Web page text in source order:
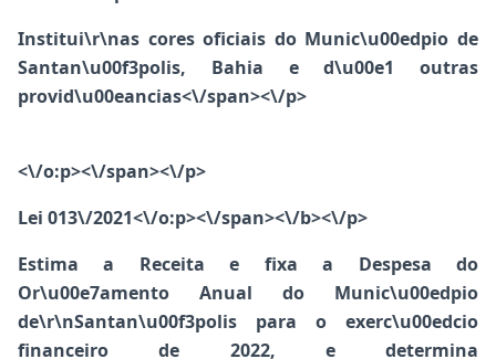
Institui\r\nas cores oficiais do Munic\u00edpio de
Santan\u00f3polis, Bahia e d\u00e1 outras
provid\u00eancias<\/span><\/p>
<\/o:p><\/span><\/p>
Lei 013\/2021<\/o:p><\/span><\/b><\/p>
Estima a Receita e fixa a Despesa do
Or\u00e7amento Anual do Munic\u00edpio
de\r\nSantan\u00f3polis para o exerc\u00edcio
financeiro de 2022, e determina